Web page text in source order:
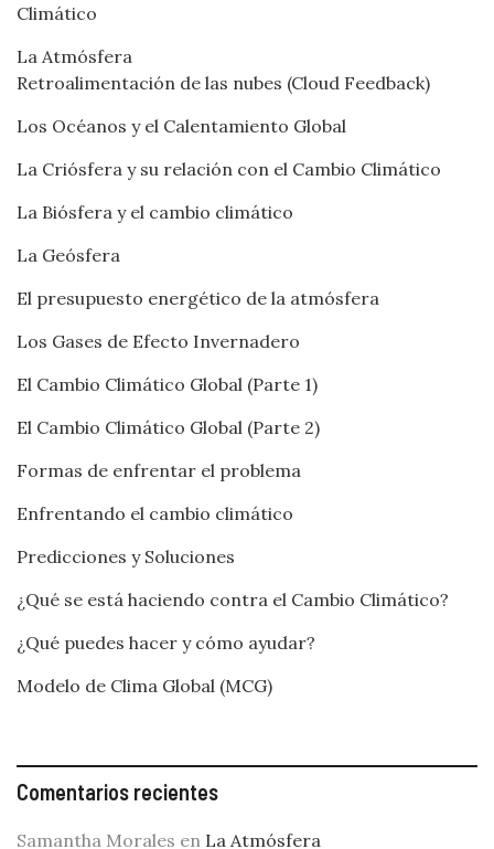
Climático
La Atmósfera
Retroalimentación de las nubes (Cloud Feedback)
Los Océanos y el Calentamiento Global
La Criósfera y su relación con el Cambio Climático
La Biósfera y el cambio climático
La Geósfera
El presupuesto energético de la atmósfera
Los Gases de Efecto Invernadero
El Cambio Climático Global (Parte 1)
El Cambio Climático Global (Parte 2)
Formas de enfrentar el problema
Enfrentando el cambio climático
Predicciones y Soluciones
¿Qué se está haciendo contra el Cambio Climático?
¿Qué puedes hacer y cómo ayudar?
Modelo de Clima Global (MCG)
Comentarios recientes
Samantha Morales en La Atmósfera